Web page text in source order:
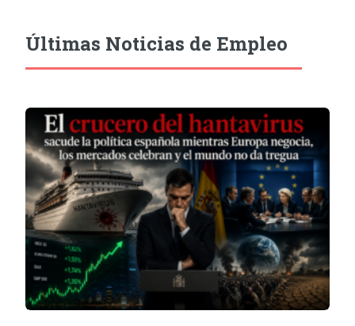
Últimas Noticias de Empleo